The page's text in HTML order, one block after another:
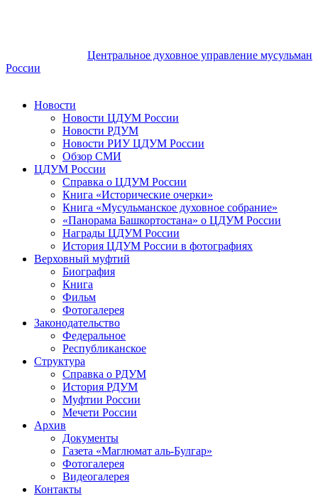
Центральное духовное управление мусульман
России
Новости
Новости ЦДУМ России
Новости РДУМ
Новости РИУ ЦДУМ России
Обзор СМИ
ЦДУМ России
Справка о ЦДУМ России
Книга «Исторические очерки»
Книга «Мусульманское духовное собрание»
«Панорама Башкортостана» о ЦДУМ России
Награды ЦДУМ России
История ЦДУМ России в фотографиях
Верховный муфтий
Биография
Книга
Фильм
Фотогалерея
Законодательство
Федеральное
Республиканское
Структура
Справка о РДУМ
История РДУМ
Муфтии России
Мечети России
Архив
Документы
Газета «Маглюмат аль-Булгар»
Фотогалерея
Видеогалерея
Контакты